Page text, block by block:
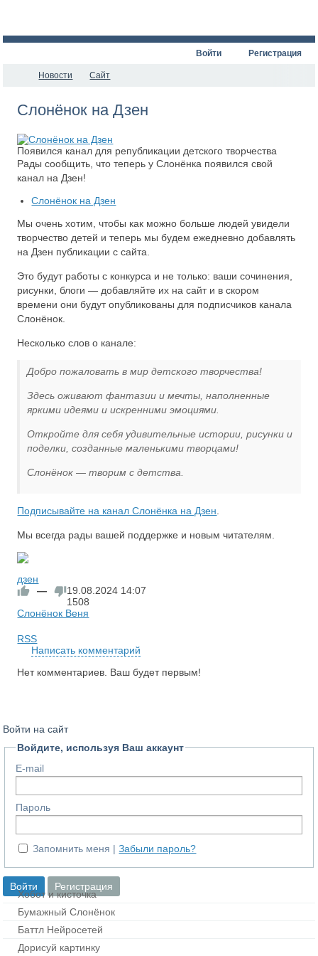
Войти Регистрация
Новости Сайт
​Слонёнок на Дзен
Появился канал для републикации детского творчества
Рады сообщить, что теперь у Слонёнка появился свой
канал на Дзен!
Слонёнок на Дзен
Мы очень хотим, чтобы как можно больше людей увидели
творчество детей и теперь мы будем ежедневно добавлять
на Дзен публикации с сайта.
Это будут работы с конкурса и не только: ваши сочинения,
рисунки, блоги — добавляйте их на сайт и в скором
времени они будут опубликованы для подписчиков канала
Слонёнок.
Несколько слов о канале:
Добро пожаловать в мир детского творчества!
Здесь оживают фантазии и мечты, наполненные
яркими идеями и искренними эмоциями.
Откройте для себя удивительные истории, рисунки и
поделки, созданные маленькими творцами!
Слонёнок — творим с детства.
Подписывайте на канал Слонёнка на Дзен
Мы всегда рады вашей поддержке и новым читателям.
дзен
—
19.08.2024 14:07
1508
Слонёнок Веня
RSS
Написать комментарий
Нет комментариев. Ваш будет первым!
Войти на сайт
Войдите, используя Ваш аккаунт
E-mail
Пароль
Запомнить меня Забыли пароль?
Хобот и кисточка
Бумажный Слонёнок
Баттл Нейросетей
Дорисуй картинку